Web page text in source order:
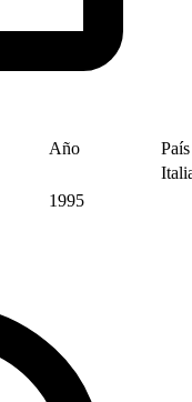
Año País
1995